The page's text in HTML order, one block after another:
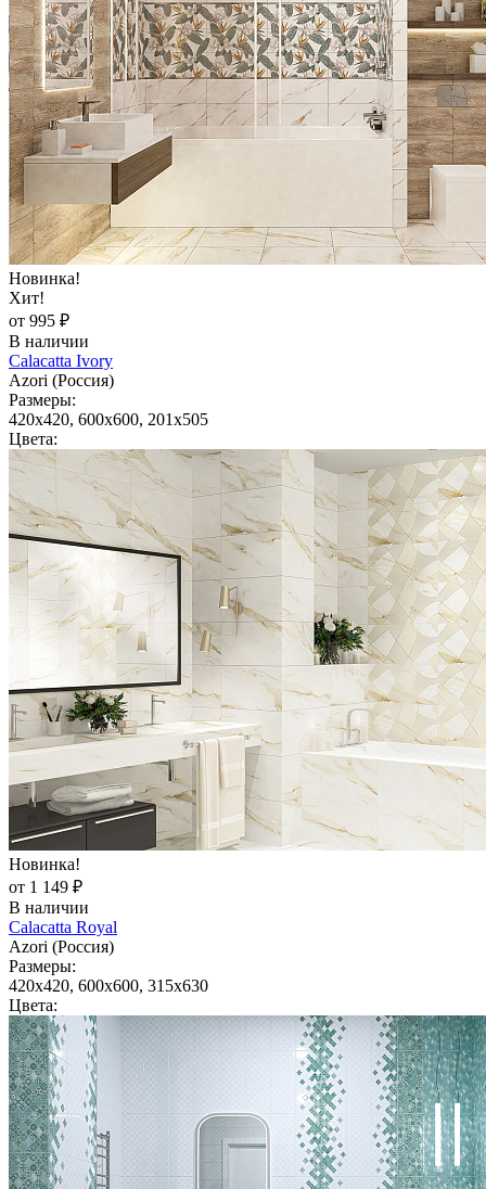
Новинка!
Хит!
от 995 ₽
В наличии
Calacatta Ivory
Azori (Россия)
Размеры:
420x420, 600x600, 201x505
Цвета:
Новинка!
от 1 149 ₽
В наличии
Calacatta Royal
Azori (Россия)
Размеры:
420x420, 600x600, 315x630
Цвета: